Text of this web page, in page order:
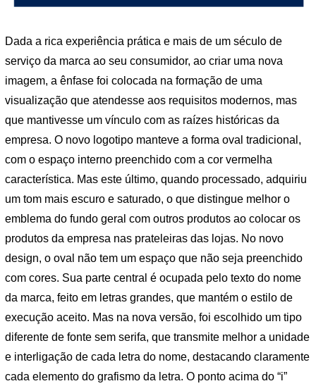
Dada a rica experiência prática e mais de um século de
serviço da marca ao seu consumidor, ao criar uma nova
imagem, a ênfase foi colocada na formação de uma
visualização que atendesse aos requisitos modernos, mas
que mantivesse um vínculo com as raízes históricas da
empresa. O novo logotipo manteve a forma oval tradicional,
com o espaço interno preenchido com a cor vermelha
característica. Mas este último, quando processado, adquiriu
um tom mais escuro e saturado, o que distingue melhor o
emblema do fundo geral com outros produtos ao colocar os
produtos da empresa nas prateleiras das lojas. No novo
design, o oval não tem um espaço que não seja preenchido
com cores. Sua parte central é ocupada pelo texto do nome
da marca, feito em letras grandes, que mantém o estilo de
execução aceito. Mas na nova versão, foi escolhido um tipo
diferente de fonte sem serifa, que transmite melhor a unidade
e interligação de cada letra do nome, destacando claramente
cada elemento do grafismo da letra. O ponto acima do “i”